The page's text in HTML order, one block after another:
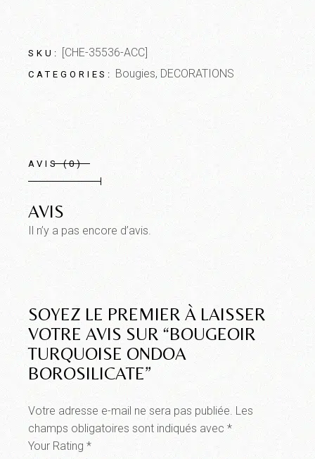
SKU: [CHE-35536-ACC]
CATEGORIES: Bougies, DECORATIONS
AVIS (0)
AVIS
Il n’y a pas encore d’avis.
SOYEZ LE PREMIER À LAISSER
VOTRE AVIS SUR “BOUGEOIR
TURQUOISE ONDOA
BOROSILICATE”
Votre adresse e-mail ne sera pas publiée. Les
champs obligatoires sont indiqués avec*
Your Rating*